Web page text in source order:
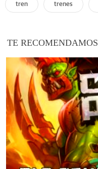
tren trenes
TE RECOMENDAMOS